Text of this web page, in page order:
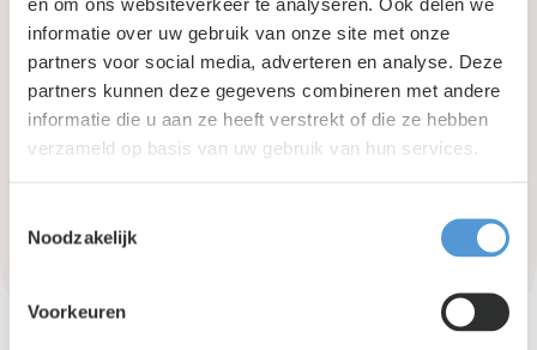
informatie over uw gebruik van onze site met onze
partners voor social media, adverteren en analyse. Deze
partners kunnen deze gegevens combineren met andere
informatie die u aan ze heeft verstrekt of die ze hebben
verzameld op basis van uw gebruik van hun services.
Noodzakelijk
Voorkeuren
Naaldwijk
Rotterdam
Waddinxveen
s-Gravenzande